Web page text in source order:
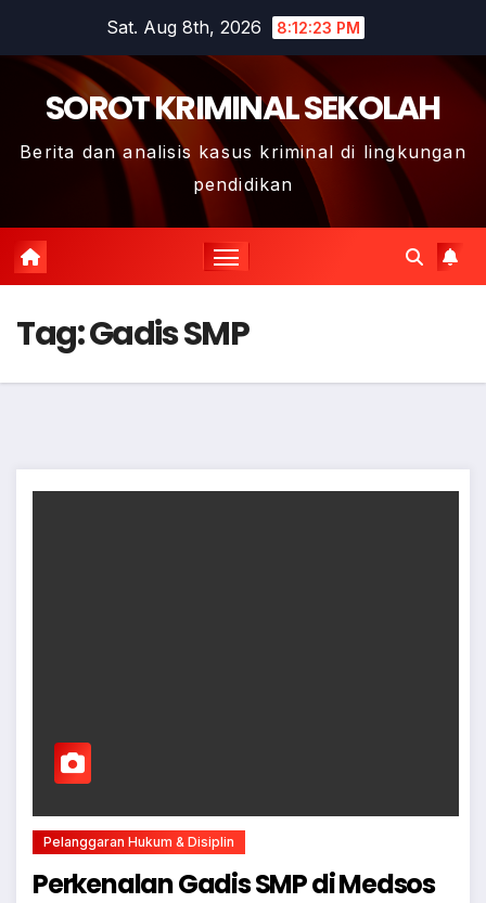
content
Sat. Aug 8th, 2026 8:12:24 PM
SOROT KRIMINAL SEKOLAH
Berita dan analisis kasus kriminal di lingkungan
pendidikan
Tag:Gadis SMP
Pelanggaran Hukum & Disiplin
Perkenalan Gadis SMP di Medsos